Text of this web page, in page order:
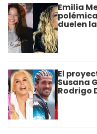
Emilia
duelen
El
Susana
Rodrigo